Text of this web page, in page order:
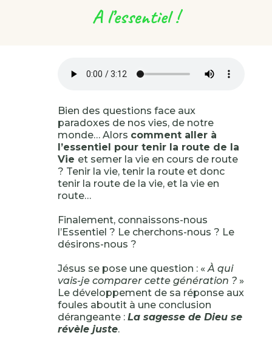
A l’essentiel !
Bien des questions face aux
paradoxes de nos vies, de notre
monde… Alors comment aller à
l’essentiel pour tenir la route de la
Vie et semer la vie en cours de route
? Tenir la vie, tenir la route et donc
tenir la route de la vie, et la vie en
route…
Finalement, connaissons-nous
l’Essentiel ? Le cherchons-nous ? Le
désirons-nous ?
Jésus se pose une question : «À qui
vais-je comparer cette génération ?»
Le développement de sa réponse aux
foules aboutit à une conclusion
dérangeante : La sagesse de Dieu se
révèle juste.